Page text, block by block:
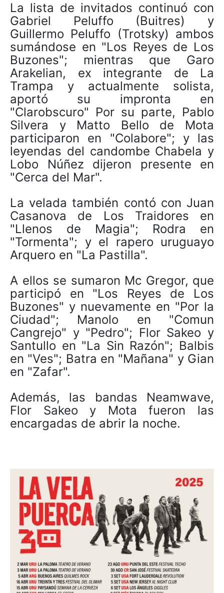
La lista de invitados continuó con
Gabriel Peluffo (Buitres) y
Guillermo Peluffo (Trotsky) ambos
sumándose en "Los Reyes de Los
Buzones"; mientras que Garo
Arakelian, ex integrante de La
Trampa y actualmente solista,
aportó su impronta en
"Clarobscuro" Por su parte, Pablo
Silvera y Matto Bello de Mota
participaron en "Colabore"; y las
leyendas del candombe Chabela y
Lobo Núñez dijeron presente en
"Cerca del Mar".
La velada también contó con Juan
Casanova de Los Traidores en
"Llenos de Magia"; Rodra en
"Tormenta"; y el rapero uruguayo
Arquero en "La Pastilla".
A ellos se sumaron Mc Gregor, que
participó en "Los Reyes de Los
Buzones" y nuevamente en "Por la
Ciudad"; Manolo en "Comun
Cangrejo" y "Pedro"; Flor Sakeo y
Santullo en "La Sin Razón"; Balbis
en "Ves"; Batra en "Mañana" y Gian
en "Zafar".
Además, las bandas Neamwave,
Flor Sakeo y Mota fueron las
encargadas de abrir la noche.